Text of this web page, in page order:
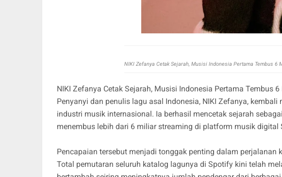
NIKI Zefanya Cetak Sejarah, Musisi Indonesia Pertama Tembus 6
NIKI Zefanya Cetak Sejarah, Musisi Indonesia Pertama Tembus
Penyanyi dan penulis lagu asal Indonesia, NIKI Zefanya,
industri musik internasional. Ia berhasil mencetak sejarah
menembus lebih dari 6 miliar streaming di platform musik digital
Pencapaian tersebut menjadi tonggak penting dalam perjalanan
Total pemutaran seluruh katalog lagunya di Spotify kini telah